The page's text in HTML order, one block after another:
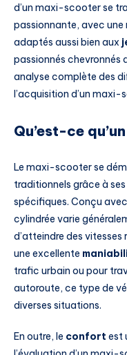
d’un maxi-scooter se
passionnante, avec
adaptés aussi bien aux
passionnés chevronnés
analyse complète des
l’acquisition d’un maxi-
Qu’est-ce
Le maxi-scooter se
traditionnels grâce à
spécifiques. Conçu
cylindrée varie
d’atteindre des
une excellente
trafic urbain ou pour
autoroute, ce type de
diverses situations.
En outre, le confort est